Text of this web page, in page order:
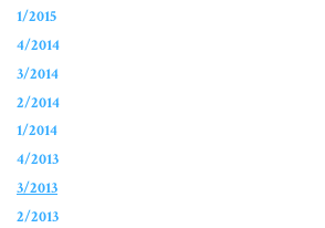
1/2015
4/2014
3/2014
2/2014
1/2014
4/2013
3/2013
2/2013